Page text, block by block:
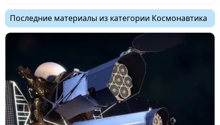
Последние материалы из категории Космонавтика